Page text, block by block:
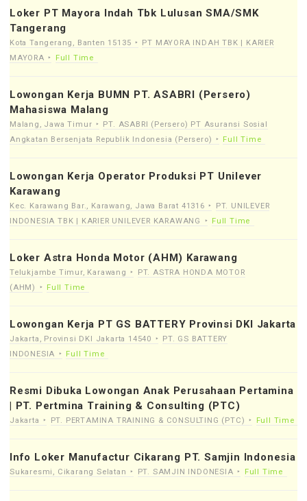
Loker PT Mayora Indah Tbk Lulusan SMA/SMK
Tangerang
Kota Tangerang, Banten 15135
PT MAYORA INDAH TBK | KARIER
MAYORA
Full Time
Lowongan Kerja BUMN PT. ASABRI (Persero)
Mahasiswa Malang
Malang, Jawa Timur
PT. ASABRI (Persero) PT Asuransi Sosial
Angkatan Bersenjata Republik Indonesia (Persero)
Full Time
Lowongan Kerja Operator Produksi PT Unilever
Karawang
Kec. Karawang Bar., Karawang, Jawa Barat 41316
PT. UNILEVER
INDONESIA TBK | KARIER UNILEVER KARAWANG
Full Time
Loker Astra Honda Motor (AHM) Karawang
Telukjambe Timur, Karawang
PT. ASTRA HONDA MOTOR
(AHM)
Full Time
Lowongan Kerja PT GS BATTERY Provinsi DKI Jakarta
Jakarta, Provinsi DKI Jakarta 14540
PT. GS BATTERY
INDONESIA
Full Time
Resmi Dibuka Lowongan Anak Perusahaan Pertamina
| PT. Pertmina Training & Consulting (PTC)
Jakarta PT. PERTAMINA TRAINING & CONSULTING (PTC) Full Time
Info Loker Manufactur Cikarang PT. Samjin Indonesia
Sukaresmi, Cikarang Selatan PT. SAMJIN INDONESIA Full Time